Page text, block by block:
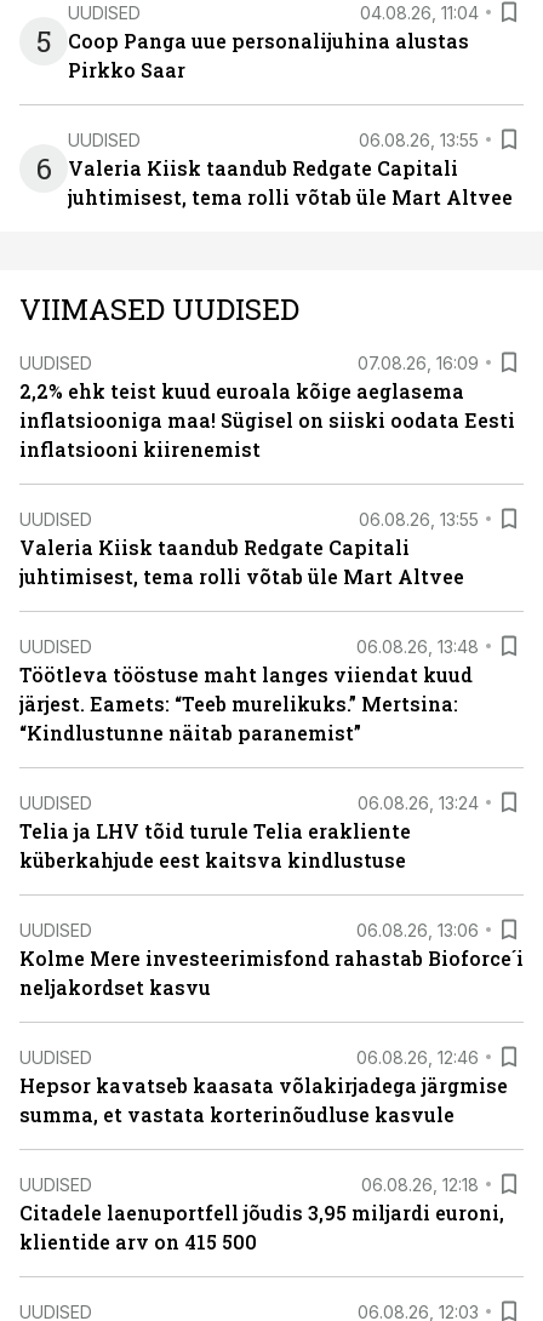
5
UUDISED 04.08.26, 11:04
Coop Panga uue personalijuhina alustas
Pirkko Saar
6
UUDISED 06.08.26, 13:55
Valeria Kiisk taandub Redgate Capitali
juhtimisest, tema rolli võtab üle Mart Altvee
VIIMASED UUDISED
UUDISED 07.08.26, 16:09
2,2% ehk teist kuud euroala kõige aeglasema
inflatsiooniga maa! Sügisel on siiski oodata Eesti
inflatsiooni kiirenemist
UUDISED 06.08.26, 13:55
Valeria Kiisk taandub Redgate Capitali
juhtimisest, tema rolli võtab üle Mart Altvee
UUDISED 06.08.26, 13:48
Töötleva tööstuse maht langes viiendat kuud
järjest. Eamets: “Teeb murelikuks.” Mertsina:
“Kindlustunne näitab paranemist”
UUDISED 06.08.26, 13:24
Telia ja LHV tõid turule Telia erakliente
küberkahjude eest kaitsva kindlustuse
UUDISED 06.08.26, 13:06
Kolme Mere investeerimisfond rahastab Bioforce´i
neljakordset kasvu
UUDISED 06.08.26, 12:46
Hepsor kavatseb kaasata võlakirjadega järgmise
summa, et vastata korterinõudluse kasvule
UUDISED 06.08.26, 12:18
Citadele laenuportfell jõudis 3,95 miljardi euroni,
klientide arv on 415 500
UUDISED 06.08.26, 12:03